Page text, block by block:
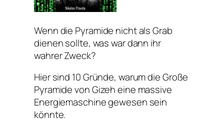
Wenn die Pyramide nicht als Grab
dienen sollte, was war dann ihr
wahrer Zweck?
Hier sind 10 Gründe, warum die Große
Pyramide von Gizeh eine massive
Energiemaschine gewesen sein
könnte.